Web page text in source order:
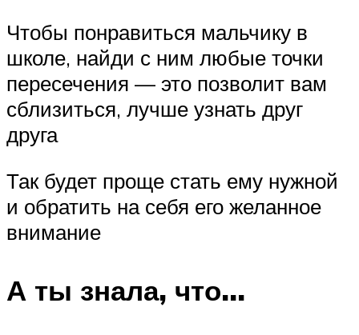
Чтобы понравиться мальчику в
школе, найди с ним любые точки
пересечения — это позволит вам
сблизиться, лучше узнать друг
друга
Так будет проще стать ему нужной
и обратить на себя его желанное
внимание
А ты знала, что…